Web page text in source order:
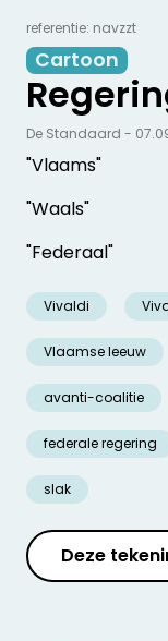
referentie: navzzt
Cartoon
"Vlaams"
"Waals"
"Federaal"
Vivaldi
Vlaamse leeuw
avanti-coalitie
federale regering
slak
De Standaard -
Deze